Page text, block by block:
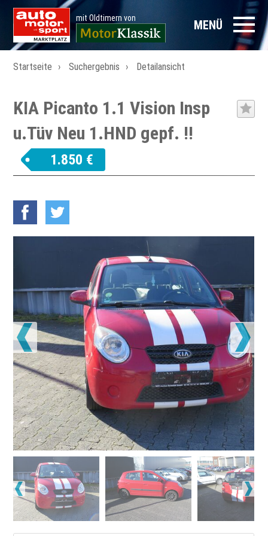
mit Oldtimern von MENÜ
Startseite Suchergebnis Detailansicht
KIA Picanto 1.1 Vision Insp
u.Tüv Neu 1.HND gepf. !!
1.850 €